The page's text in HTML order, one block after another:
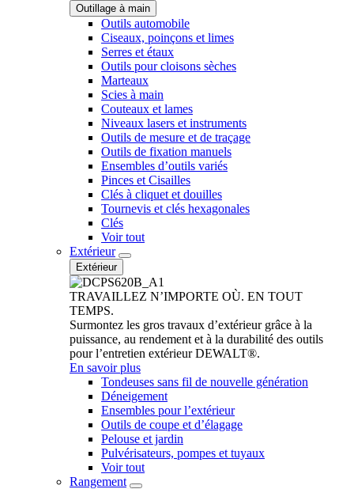
Outillage à main
Outils automobile
Ciseaux, poinçons et limes
Serres et étaux
Outils pour cloisons sèches
Marteaux
Scies à main
Couteaux et lames
Niveaux lasers et instruments
Outils de mesure et de traçage
Outils de fixation manuels
Ensembles d’outils variés
Pinces et Cisailles
Clés à cliquet et douilles
Tournevis et clés hexagonales
Clés
Voir tout
Extérieur
Extérieur
TRAVAILLEZ N’IMPORTE OÙ. EN TOUT
TEMPS.
Surmontez les gros travaux d’extérieur grâce à la
puissance, au rendement et à la durabilité des outils
pour l’entretien extérieur DEWALT®.
En savoir plus
Tondeuses sans fil de nouvelle génération
Déneigement
Ensembles pour l’extérieur
Outils de coupe et d’élagage
Pelouse et jardin
Pulvérisateurs, pompes et tuyaux
Voir tout
Rangement